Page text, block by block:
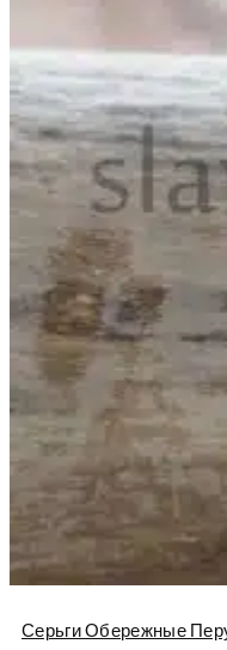
Серьги Обережные